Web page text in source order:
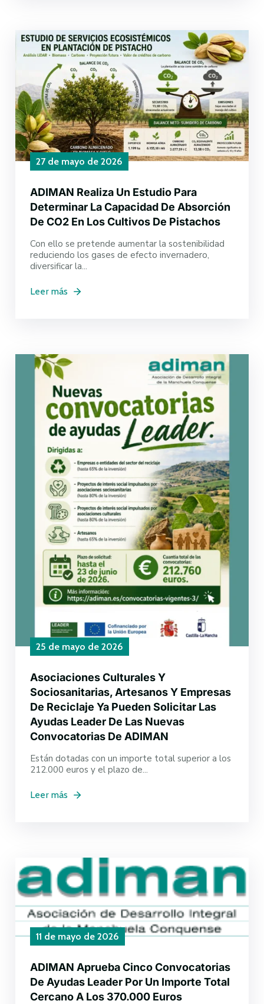
27 de mayo de 2026
ADIMAN Realiza Un Estudio Para
Determinar La Capacidad De Absorción
De CO2 En Los Cultivos De Pistachos
Con ello se pretende aumentar la sostenibilidad
reduciendo los gases de efecto invernadero,
diversificar la...
Leer más
25 de mayo de 2026
Asociaciones Culturales Y
Sociosanitarias, Artesanos Y Empresas
De Reciclaje Ya Pueden Solicitar Las
Ayudas Leader De Las Nuevas
Convocatorias De ADIMAN
Están dotadas con un importe total superior a los
212.000 euros y el plazo de...
Leer más
11 de mayo de 2026
ADIMAN Aprueba Cinco Convocatorias
De Ayudas Leader Por Un Importe Total
Cercano A Los 370.000 Euros